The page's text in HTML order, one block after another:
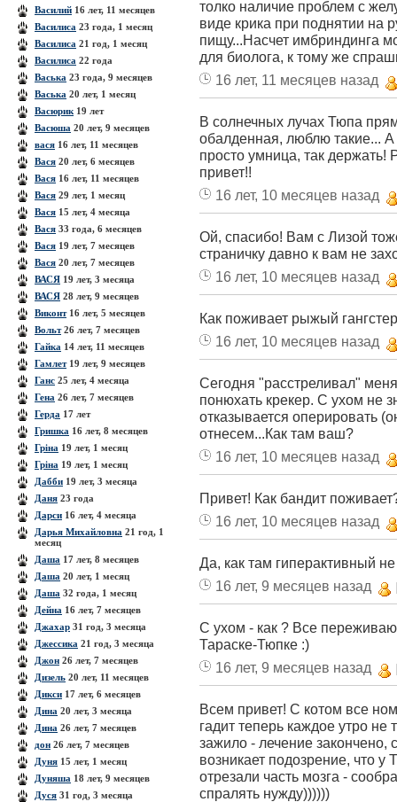
Василий 16 лет, 11 месяцев
Василиса 23 года, 1 месяц
Василиса 21 год, 1 месяц
Василиса 22 года
Васька 23 года, 9 месяцев
Васька 20 лет, 1 месяц
Васюрик 19 лет
Васюша 20 лет, 9 месяцев
вася 16 лет, 11 месяцев
Вася 20 лет, 6 месяцев
Вася 16 лет, 11 месяцев
Вася 29 лет, 1 месяц
Вася 15 лет, 4 месяца
Вася 33 года, 6 месяцев
Вася 19 лет, 7 месяцев
Вася 20 лет, 7 месяцев
ВАСЯ 19 лет, 3 месяца
ВАСЯ 28 лет, 9 месяцев
Виконт16 лет, 5 месяцев
Вольт26 лет, 7 месяцев
Гайка 14 лет, 11 месяцев
Гамлет19 лет, 9 месяцев
Ганс 25 лет, 4 месяца
Гена 26 лет, 7 месяцев
Герда 17 лет
Гришка 16 лет, 8 месяцев
Гріна 19 лет, 1 месяц
Гріна 19 лет, 1 месяц
Дабби 19 лет, 3 месяца
Даня 23 года
Дарси 16 лет, 4 месяца
Дарья Михайловна 21 год, 1
месяц
Даша 17 лет, 8 месяцев
Даша 20 лет, 1 месяц
Даша 32 года, 1 месяц
Дейна 16 лет, 7 месяцев
Джахар 31 год, 3 месяца
Джессика 21 год, 3 месяца
Джон 26 лет, 7 месяцев
Дизель 20 лет, 11 месяцев
Дикси 17 лет, 6 месяцев
Дина 20 лет, 3 месяца
Дина 26 лет, 7 месяцев
дон 26 лет, 7 месяцев
Дуня 15 лет, 1 месяц
Дуняша 18 лет, 9 месяцев
Дуся 31 год, 3 месяца
толко наличие проблем с
виде крика при поднятии на
пищу...Насчет имбриндинга
для биолога, к тому же
16 лет, 11 месяцев назад
В солнечных лучах Тюпа
обалденная, люблю такие... А
просто умница, так держать!
привет!!
16 лет, 10 месяцев назад
Ой, спасибо! Вам с Лизой
страничку давно к вам не
16 лет, 10 месяцев назад
Как поживает рыжый
16 лет, 10 месяцев назад
Сегодня "расстреливал"
понюхать крекер. С ухом не
отказывается оперировать
отнесем...Как там ваш?
16 лет, 10 месяцев назад
Привет! Как бандит
16 лет, 10 месяцев назад
Да, как там гиперактивный
16 лет, 9 месяцев назад
С ухом - как ? Все
Тараске-Тюпке :)
16 лет, 9 месяцев назад
Всем привет! С котом все
гадит теперь каждое утро
зажило - лечение закончено,
возникает подозрение, что у
отрезали часть мозга -
спралять нужду))))))